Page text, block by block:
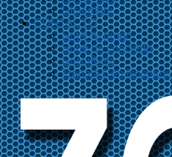
Diciembre
CONTACTO
Sube tu grupo
Sube un concierto
Suscríbete
Trabaja Con Nosotros